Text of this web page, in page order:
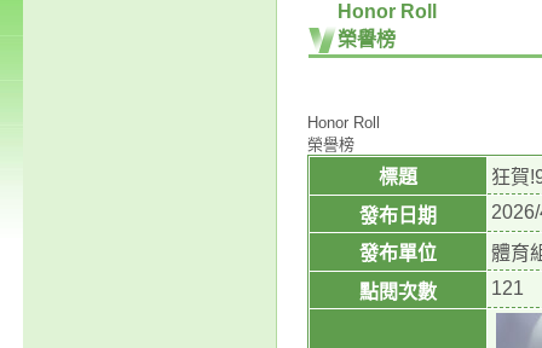
Honor Roll
榮譽榜
Honor Roll
榮譽榜
標題
狂賀
發布日期
發布單位
體育
點閱次數
121